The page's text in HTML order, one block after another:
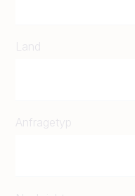
Land
Anfragetyp